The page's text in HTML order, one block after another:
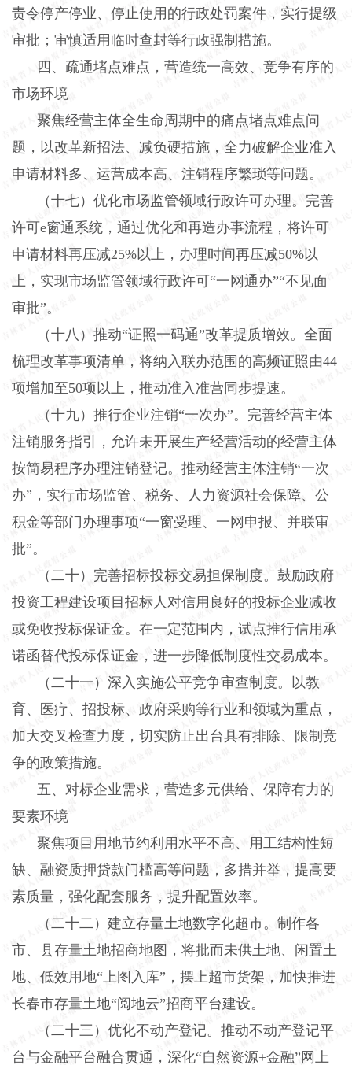
责令停产停业、停止使用的行政处罚案件，实行提级
审批；审慎适用临时查封等行政强制措施。
四、疏通堵点难点，营造统一高效、竞争有序的
市场环境
聚焦经营主体全生命周期中的痛点堵点难点问
题，以改革新招法、减负硬措施，全力破解企业准入
申请材料多、运营成本高、注销程序繁琐等问题。
（十七）优化市场监管领域行政许可办理。 完善
许可e窗通系统，通过优化和再造办事流程，将许可
申请材料再压减25%以上，办理时间再压减50%以
上，实现市场监管领域行政许可“一网通办”“不见面
审批”。
（十八）推动“证照一码通”改革提质增效。 全面
梳理改革事项清单，将纳入联办范围的高频证照由44
项增加至50项以上，推动准入准营同步提速。
（十九）推行企业注销“一次办”。 完善经营主体
注销服务指引，允许未开展生产经营活动的经营主体
按简易程序办理注销登记。推动经营主体注销“一次
办”，实行市场监管、税务、人力资源社会保障、公
积金等部门办理事项“一窗受理、一网申报、并联审
批”。
（二十）完善招标投标交易担保制度。 鼓励政府
投资工程建设项目招标人对信用良好的投标企业减收
或免收投标保证金。在一定范围内，试点推行信用承
诺函替代投标保证金，进一步降低制度性交易成本。
（二十一）深入实施公平竞争审查制度。
以教
育、医疗、招投标、政府采购等行业和领域为重点，
加大交叉检查力度，切实防止出台具有排除、限制竞
争的政策措施。
五、对标企业需求，营造多元供给、保障有力的
要素环境
聚焦项目用地节约利用水平不高、用工结构性短
缺、融资质押贷款门槛高等问题，多措并举，提高要
素质量，强化配套服务，提升配置效率。
（二十二）建立存量土地数字化超市。 制作各
市、县存量土地招商地图，将批而未供土地、闲置土
地、低效用地“上图入库”，摆上超市货架，加快推进
长春市存量土地“阅地云”招商平台建设。
（二十三）优化不动产登记。 推动不动产登记平
台与金融平台融合贯通，深化“自然资源+金融”网上